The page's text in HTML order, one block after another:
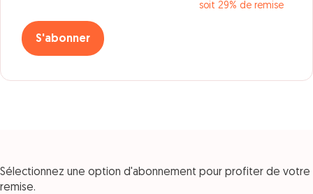
soit 29% de remise
S'abonner
Sélectionnez une option d'abonnement pour profiter de votre
remise.